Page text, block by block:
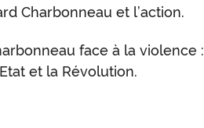
Charbonneau et l’action.
face à la violence :
et la Révolution.